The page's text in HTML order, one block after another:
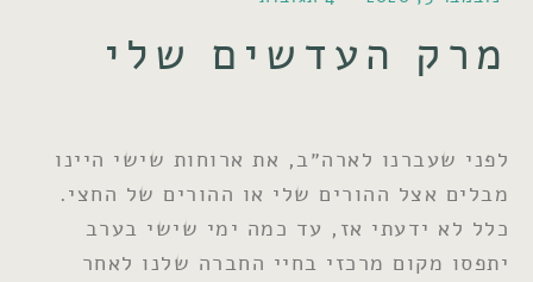
מרק העדשים שלי
לפני שעברנו לארה״ב, את ארוחות שישי היינו
מבלים אצל ההורים שלי או ההורים של החצי.
כלל לא ידעתי אז, עד כמה ימי שישי בערב
יתפסו מקום מרכזי בחיי החברה שלנו לאחר